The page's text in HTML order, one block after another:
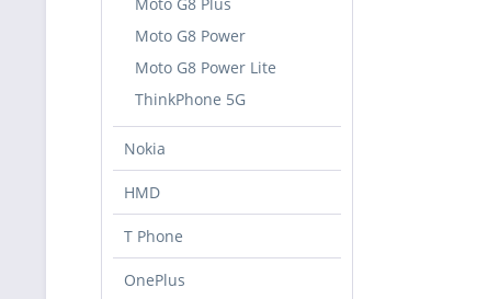
Moto G8 Power
Moto G8 Power Lite
ThinkPhone 5G
Nokia
HMD
T Phone
OnePlus